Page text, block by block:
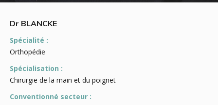
Dr BLANCKE
Spécialité :
Orthopédie
Spécialisation :
Chirurgie de la main et du poignet
Conventionné secteur :